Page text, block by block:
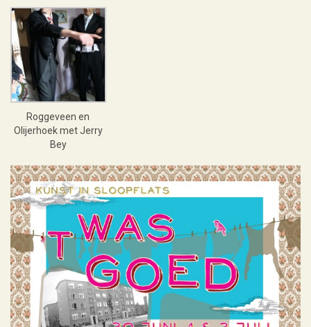
Roggeveen en
Olijerhoek met Jerry
Bey